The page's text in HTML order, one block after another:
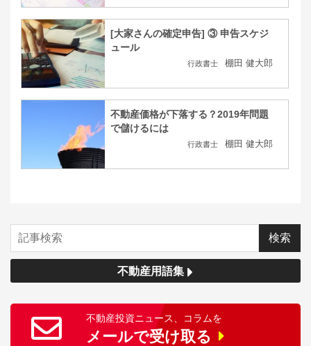
[大家さんの確定申告] ③ 申告スケジ
ュール
行政書士 棚田 健大郎
不動産価格が下落する？2019年問題
で儲けるには
行政書士 棚田 健大郎
不動産用語集
不動産投資ニュース、コラムを
メールで受け取る